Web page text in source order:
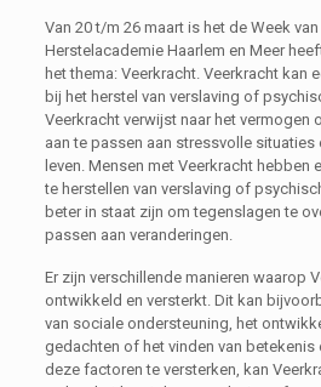
Van 20 t/m 26 maart is het de Week
Herstelacademie Haarlem en Meer
het thema: Veerkracht. Veerkracht kan
bij het herstel van verslaving of
Veerkracht verwijst naar het vermogen
aan te passen aan stressvolle situaties
leven. Mensen met Veerkracht hebben
te herstellen van verslaving of
beter in staat zijn om tegenslagen te
passen aan veranderingen.
Er zijn verschillende manieren waarop
ontwikkeld en versterkt. Dit kan
van sociale ondersteuning, het
gedachten of het vinden van betekenis
deze factoren te versterken, kan